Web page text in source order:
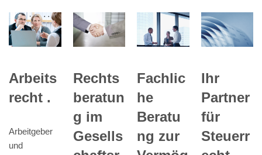
Arbeits
recht .
Arbeitgeber
und
Rechts
beratun
g im
Gesells
Fachlic
he
Beratu
ng zur
Ihr
Partner
für
Steuerr